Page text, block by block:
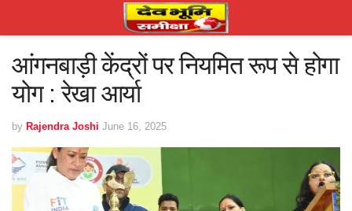
आंगनबाड़ी केंद्रों पर नियमित रूप से होगा
योग : रेखा आर्या
by Rajendra Joshi June 16, 2025